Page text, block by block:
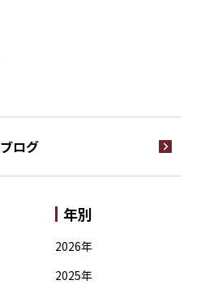
ブログ
年別
2026年
2025年